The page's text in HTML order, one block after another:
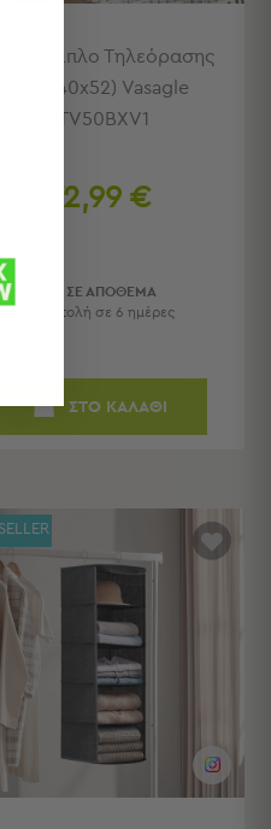
Έπιπλο Τηλεόρασης
(140x40x52) Vasagle
LTV50BXV1
72,99 €
ΣΕ ΑΠΟΘΕΜΑ
Αποστολή σε 6 ημέρες
ΣΤΟ ΚΑΛΑΘΙ